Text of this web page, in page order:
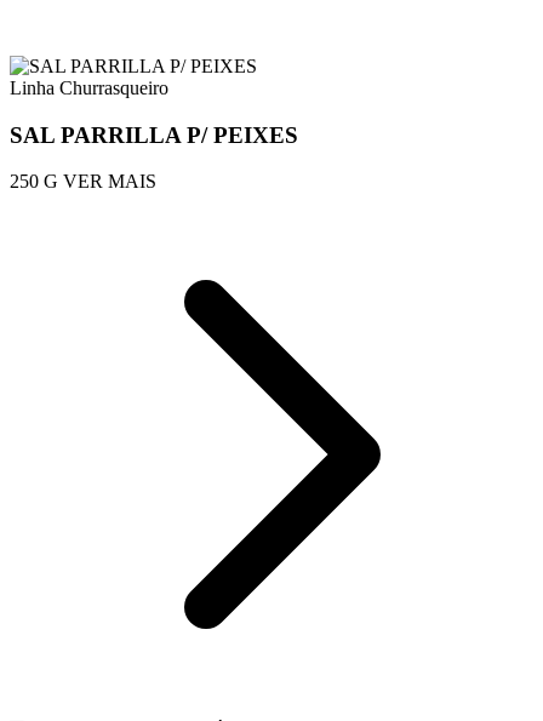
Linha Churrasqueiro
SAL PARRILLA P/ PEIXES
250 G VER MAIS